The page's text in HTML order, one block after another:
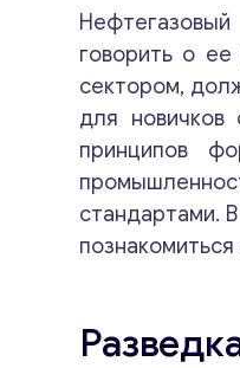
говорить о
сектором,
для новичков
принципов
стандартами.